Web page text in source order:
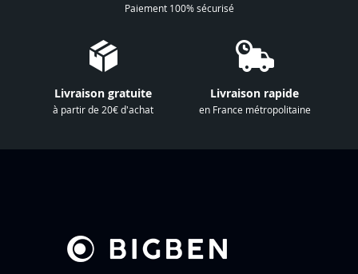
Paiement 100% sécurisé
Livraison gratuite
à partir de 20€ d'achat
Livraison rapide
en France métropolitaine